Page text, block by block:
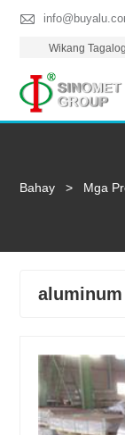

Wikang Tagalog
Bahay > Mga